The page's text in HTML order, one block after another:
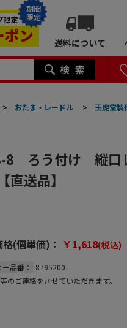
期間
限定
送料について
> おたま・レードル >
玉虎堂
8 ろう付け 縦口
送品】
(個単価)： ￥1,618(税込)
ー品番：
8795200
ご連絡をさせていただきます。